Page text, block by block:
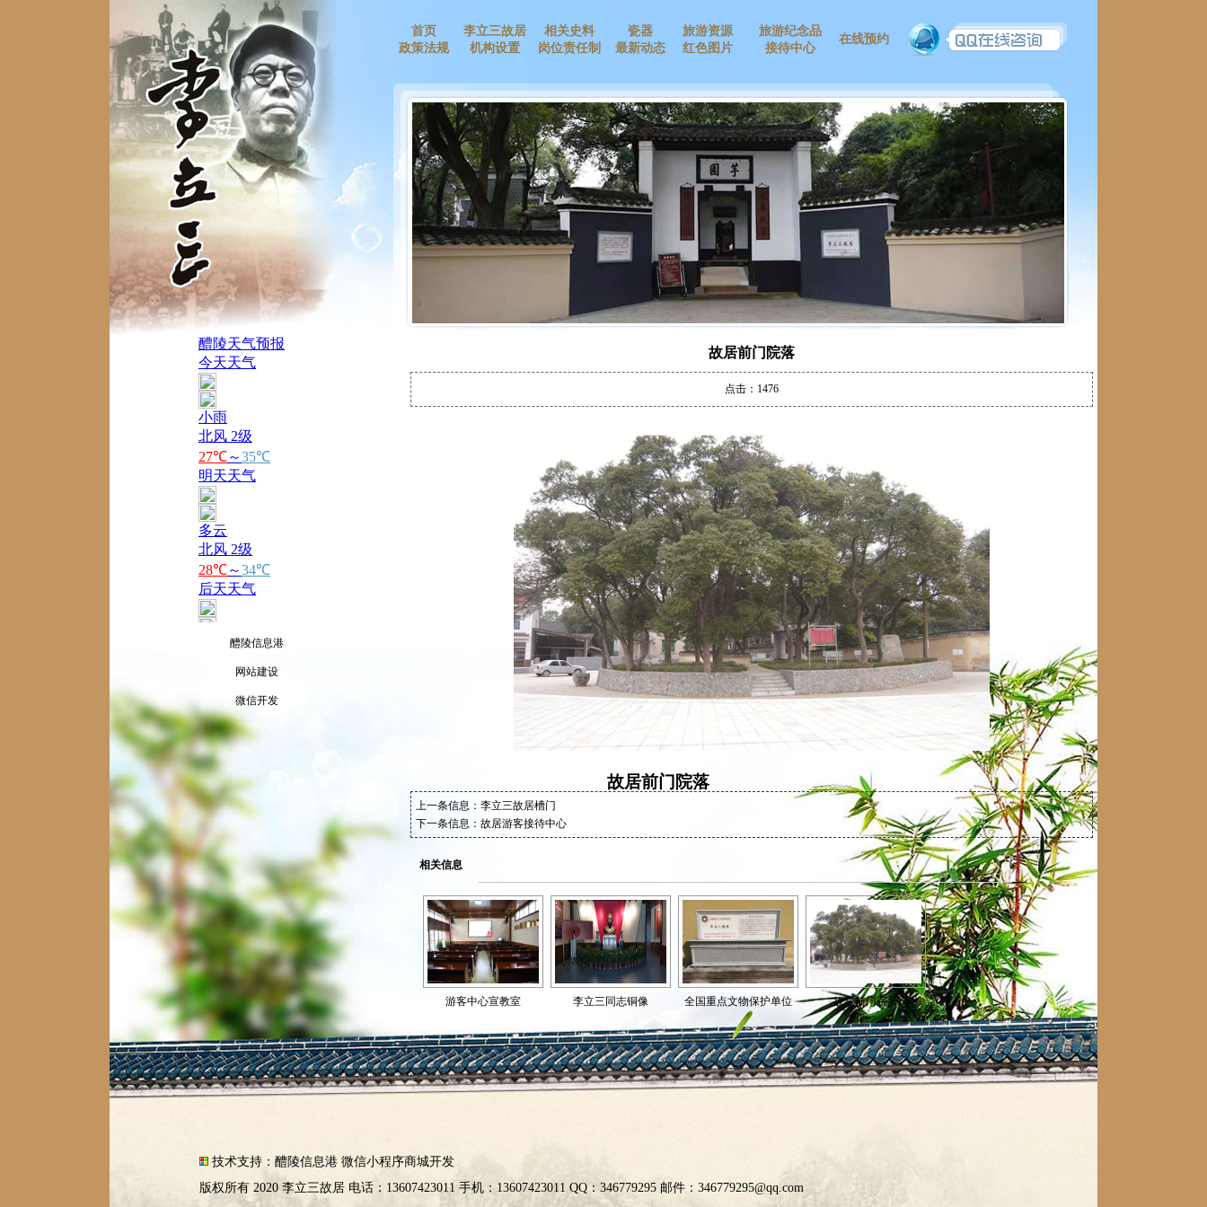
首页 李立三故居 相关史料 瓷器 旅游资源 旅游纪念品
在线预约
政策法规 机构设置 岗位责任制 最新动态 红色图片 接待中心
醴陵信息港
网站建设
微信开发
故居前门院落
点击：1476
故居前门院落
上一条信息： 李立三故居槽门
下一条信息： 故居游客接待中心
相关信息
游客中心宣教室 李立三同志铜像 全国重点文物保护单位 故居前门院落
技术支持： 醴陵信息港 微信小程序商城开发
版权所有 2020 李立三故居 电话：13607423011 手机：13607423011 QQ： 346779295 邮件：346779295@qq.com